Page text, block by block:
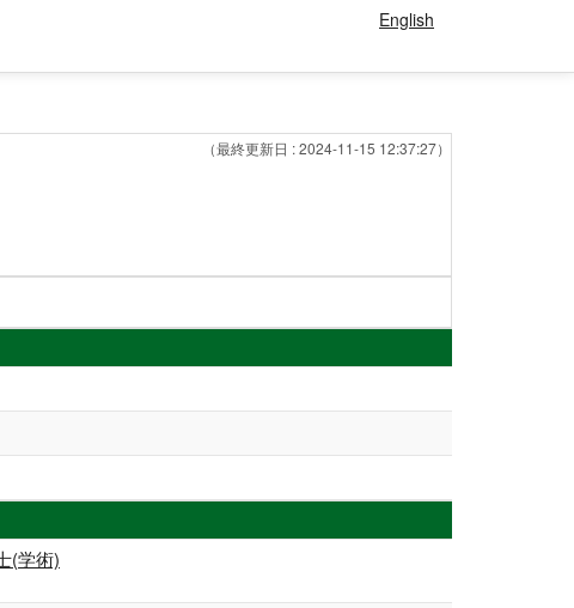
English
（最終更新日 : 2024-11-15 12:37:27）
(学術)